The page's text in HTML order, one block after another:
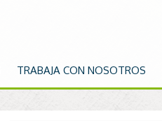
TRABAJA CON NOSOTROS